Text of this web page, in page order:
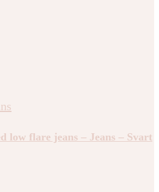
low flare jeans – Jeans – Svart